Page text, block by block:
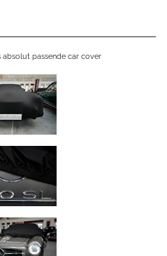
absolut passende car cover